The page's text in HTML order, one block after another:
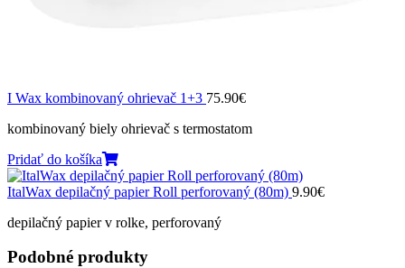
I Wax kombinovaný ohrievač 1+3 75.90€
kombinovaný biely ohrievač s termostatom
Pridať do košíka
ItalWax depilačný papier Roll perforovaný (80m) 9.90€
depilačný papier v rolke, perforovaný
Podobné produkty